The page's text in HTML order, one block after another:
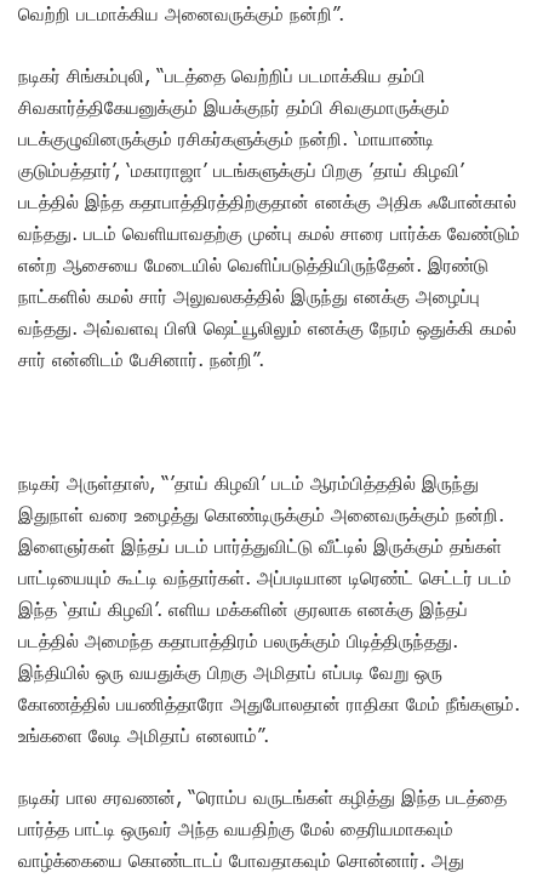
வெற்றி படமாக்கிய அனைவருக்கும் நன்றி”.
நடிகர் சிங்கம்புலி, “படத்தை வெற்றிப் படமாக்கிய தம்பி
சிவகார்த்திகேயனுக்கும் இயக்குநர் தம்பி சிவகுமாருக்கும்
படக்குழுவினருக்கும் ரசிகர்களுக்கும் நன்றி. ‘மாயாண்டி
குடும்பத்தார்’, ‘மகாராஜா’ படங்களுக்குப் பிறகு ’தாய் கிழவி’
படத்தில் இந்த கதாபாத்திரத்திற்குதான் எனக்கு அதிக ஃபோன்கால்
வந்தது. படம் வெளியாவதற்கு முன்பு கமல் சாரை பார்க்க வேண்டும்
என்ற ஆசையை மேடையில் வெளிப்படுத்தியிருந்தேன். இரண்டு
நாட்களில் கமல் சார் அலுவலகத்தில் இருந்து எனக்கு அழைப்பு
வந்தது. அவ்வளவு பிஸி ஷெட்யூலிலும் எனக்கு நேரம் ஒதுக்கி கமல்
சார் என்னிடம் பேசினார். நன்றி”.
நடிகர் அருள்தாஸ், “’தாய் கிழவி’ படம் ஆரம்பித்ததில் இருந்து
இதுநாள் வரை உழைத்து கொண்டிருக்கும் அனைவருக்கும் நன்றி.
இளைஞர்கள் இந்தப் படம் பார்த்துவிட்டு வீட்டில் இருக்கும் தங்கள்
பாட்டியையும் கூட்டி வந்தார்கள். அப்படியான டிரெண்ட் செட்டர் படம்
இந்த ‘தாய் கிழவி’. எளிய மக்களின் குரலாக எனக்கு இந்தப்
படத்தில் அமைந்த கதாபாத்திரம் பலருக்கும் பிடித்திருந்தது.
இந்தியில் ஒரு வயதுக்கு பிறகு அமிதாப் எப்படி வேறு ஒரு
கோணத்தில் பயணித்தாரோ அதுபோலதான் ராதிகா மேம் நீங்களும்.
உங்களை லேடி அமிதாப் எனலாம்”.
நடிகர் பால சரவணன், “ரொம்ப வருடங்கள் கழித்து இந்த படத்தை
பார்த்த பாட்டி ஒருவர் அந்த வயதிற்கு மேல் தைரியமாகவும்
வாழ்க்கையை கொண்டாடப் போவதாகவும் சொன்னார். அது